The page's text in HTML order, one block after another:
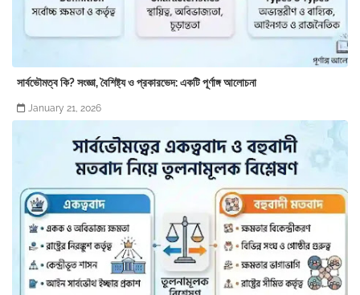
সার্বভৌমত্ব কি? সংজ্ঞা, বৈশিষ্ট্য ও প্রকারভেদ: একটি পূর্ণাঙ্গ আলোচনা
January 21, 2026